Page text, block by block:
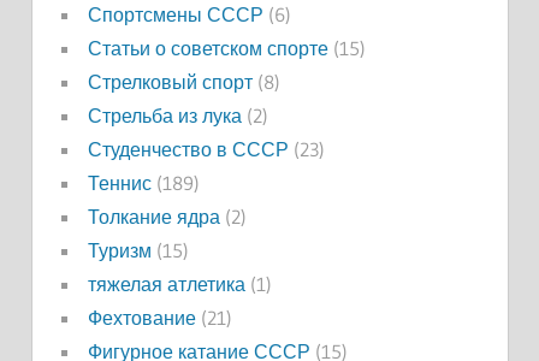
Спортсмены СССР (6)
Статьи о советском спорте(15)
Стрелковый спорт(8)
Стрельба из лука (2)
Студенчество в СССР (23)
Теннис(189)
Толкание ядра (2)
Туризм (15)
тяжелая атлетика (1)
Фехтование(21)
Фигурное катание СССР (15)